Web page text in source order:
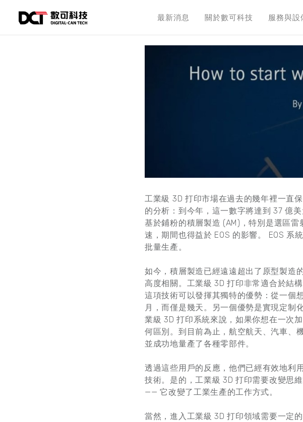
最新消息 關於數可科技 服務與設
工業級 3D 打印市場在過去的幾年裡一直
的分析：到今年，這一數字將達到 37 億
基於鋪粉的積層製造 (AM)，特別是選區
速，期間也得益於 EOS 的影響。 EOS 系
批量生產。
如今，積層製造已經遠遠超出了原型製造
高度相關。工業級 3D 打印非常適合於結
這項技術可以發揮其獨特的優勢：從一個
月，而僅是幾天。另一個優勢是實現定制
業級 3D 打印系統來說，如果你想在一次
何區別。到目前為止，航空航天、汽車、
並成功地量產了各種零部件。
透過這些用戶的反應，他們已經有效地利
技術。是的，工業級 3D 打印需要改變思
—— 它改變了工業生產的工作方式。
當然，進入工業級 3D 打印領域需要一定